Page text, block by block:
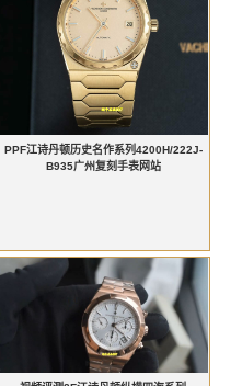
PPF江诗丹顿历史名作系列4200H/222J-
B935广州复刻手表网站